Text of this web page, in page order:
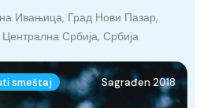
Ивањица, Град Нови Пазар,
Србија, Србија
smeštaj Sagrađen 2018